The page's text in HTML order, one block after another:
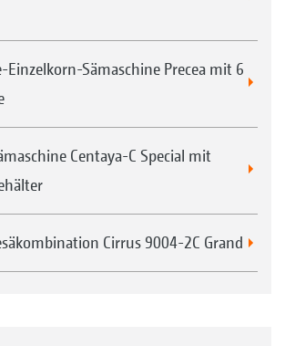
Einzelkorn-Sämaschine Precea mit 6
Centaya-C Special mit
Cirrus 9004-2C Grand